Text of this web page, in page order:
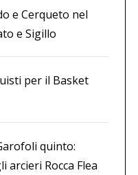
e Cerqueto nel
e Sigillo
per il Basket
quinto:
arcieri Rocca Flea